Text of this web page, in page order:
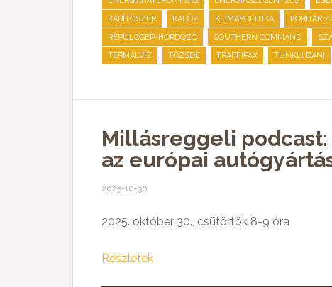
KÁBÍTÓSZER , KALÓZ , KLÍMAPOLITIKA , KORITÁR
REPÜLŐGÉP-HORDOZÓ , SOUTHERN COMMAND ,
TERMÁLVÍZ , TŐZSDE , TRAFFIPAX , TUNKLI DANI ,
Millásreggeli podcast:
az európai
2025-10-30
2025. október 30., csütörtök 8-9 óra
Részletek